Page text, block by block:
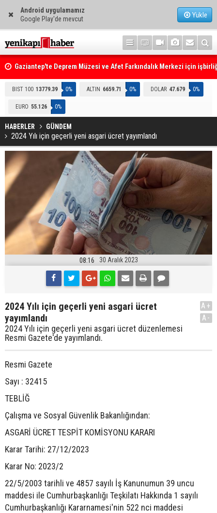
Android uygulamamız
Google Play'de mevcut
Yükle
Gaziantep'te Deprem Müzesi ve Afet Farkındalık Merkezi için
protokolü imzalandı
Resmi Gazete'de Bugün
BIST 100 13779.39 0% ALTIN 6659.71 0% DOLAR 47.679 0%
EURO 55.126 0%
HABERLER GÜNDEM
2024 Yılı için geçerli yeni asgari ücret yayımlandı
08:16 30 Aralık 2023
2024 Yılı için geçerli yeni asgari ücret
yayımlandı
2024 Yılı için geçerli yeni asgari ücret düzenlemesi
Resmi Gazete'de yayımlandı.
A+
A-
Resmi Gazete
Sayı : 32415
TEBLİĞ
Çalışma ve Sosyal Güvenlik Bakanlığından:
ASGARİ ÜCRET TESPİT KOMİSYONU KARARI
Karar Tarihi: 27/12/2023
Karar No: 2023/2
22/5/2003 tarihli ve 4857 sayılı İş Kanunumun 39 uncu
maddesi ile Cumhurbaşkanlığı Teşkilatı Hakkında 1 sayılı
Cumhurbaşkanlığı Kararnamesi'nin 522 nci maddesi